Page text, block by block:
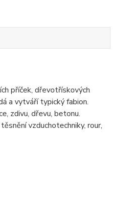
příček, dřevotřískových
a vytváří typický fabion.
zdivu, dřevu, betonu.
vzduchotechniky, rour,